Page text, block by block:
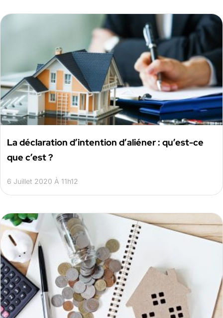
La déclaration d’intention d’aliéner : qu’est-ce
que c’est ?
6 Juillet 2020 À 11h12